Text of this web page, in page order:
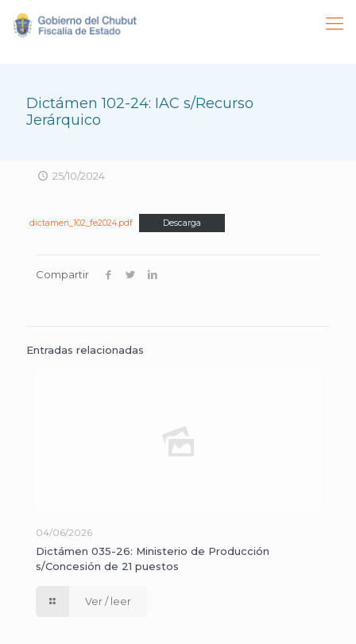
Dictámen 102-24: IAC s/Recurso
Jerárquico
25/10/2024
dictamen_102_fe2024.pdf Descarga
Compartir
Entradas relacionadas
04/06/2026
Dictámen 035-26: Ministerio de Producción
s/Concesión de 21 puestos
Ver / leer